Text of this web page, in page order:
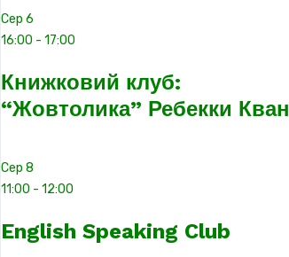
Сер6
16:00 -17:00
Книжковий клуб:
“Жовтолика” Ребекки Кван
Сер8
11:00 -12:00
English Speaking Club